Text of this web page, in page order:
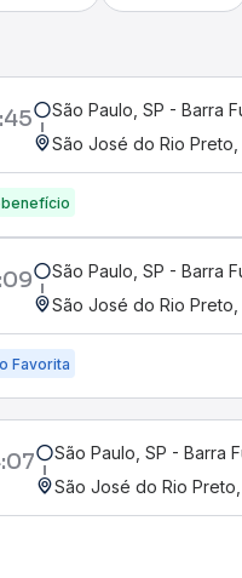
São Paulo, SP - Barra
São José do Rio Preto,
São Paulo, SP - Barra
São José do Rio Preto,
Favorita
São Paulo, SP - Barra
São José do Rio Preto,